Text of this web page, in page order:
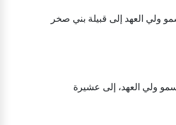
ولي العهد إلى قبيلة بني صخر
ولي العهد، إلى عشيرة